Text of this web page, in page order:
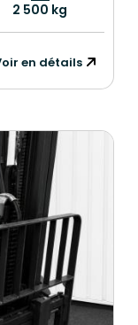
2 500 kg
en détails